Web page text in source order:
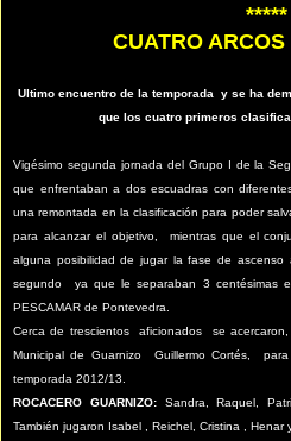
*****
CUATRO
Ultimo encuentro de la temporada y se ha
que los cuatro primeros
Vigésimo segunda jornada del Grupo I de la
que enfrentaban a dos escuadras con
una remontada en la clasificación para poder
para alcanzar el objetivo, mientras que el
alguna posibilidad de jugar la fase de ascenso
segundo ya que le separaban 3 centésimas
PESCAMAR de Pontevedra.
Cerca de trescientos aficionados se
Municipal de Guarnizo Guillermo Cortés,
temporada 2012/13.
ROCACERO GUARNIZO:Sandra, Raquel,
También jugaron Isabel , Reichel, Cristina , Henar y